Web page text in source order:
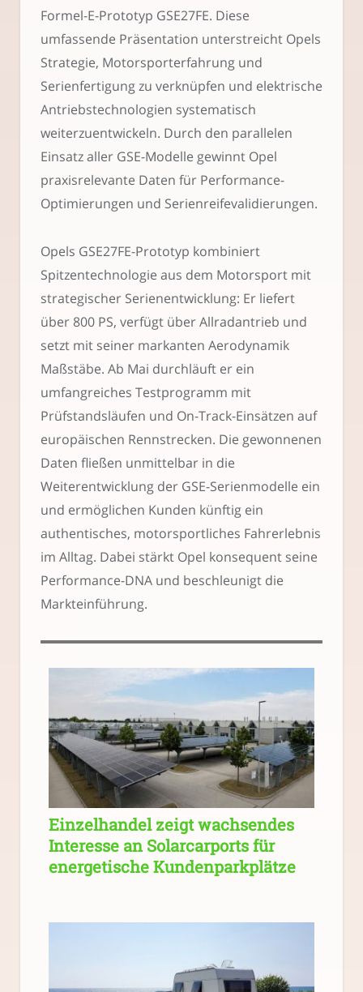
Formel-E-Prototyp GSE27FE. Diese
umfassende Präsentation unterstreicht Opels
Strategie, Motorsporterfahrung und
Serienfertigung zu verknüpfen und elektrische
Antriebstechnologien systematisch
weiterzuentwickeln. Durch den parallelen
Einsatz aller GSE-Modelle gewinnt Opel
praxisrelevante Daten für Performance-
Optimierungen und Serienreifevalidierungen.
Opels GSE27FE-Prototyp kombiniert
Spitzentechnologie aus dem Motorsport mit
strategischer Serienentwicklung: Er liefert
über 800 PS, verfügt über Allradantrieb und
setzt mit seiner markanten Aerodynamik
Maßstäbe. Ab Mai durchläuft er ein
umfangreiches Testprogramm mit
Prüfstandsläufen und On-Track-Einsätzen auf
europäischen Rennstrecken. Die gewonnenen
Daten fließen unmittelbar in die
Weiterentwicklung der GSE-Serienmodelle ein
und ermöglichen Kunden künftig ein
authentisches, motorsportliches Fahrerlebnis
im Alltag. Dabei stärkt Opel konsequent seine
Performance-DNA und beschleunigt die
Markteinführung.
Einzelhandel zeigt wachsendes
Interesse an Solarcarports für
energetische Kundenparkplätze